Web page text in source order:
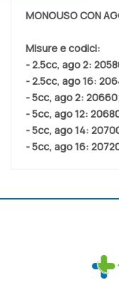
MONOUSO CON
Misure e codici:
- 2.5cc, ago 2:
- 2.5cc, ago 16:
- 5cc, ago 2:
- 5cc, ago 12:
- 5cc, ago 14:
- 5cc, ago 16: